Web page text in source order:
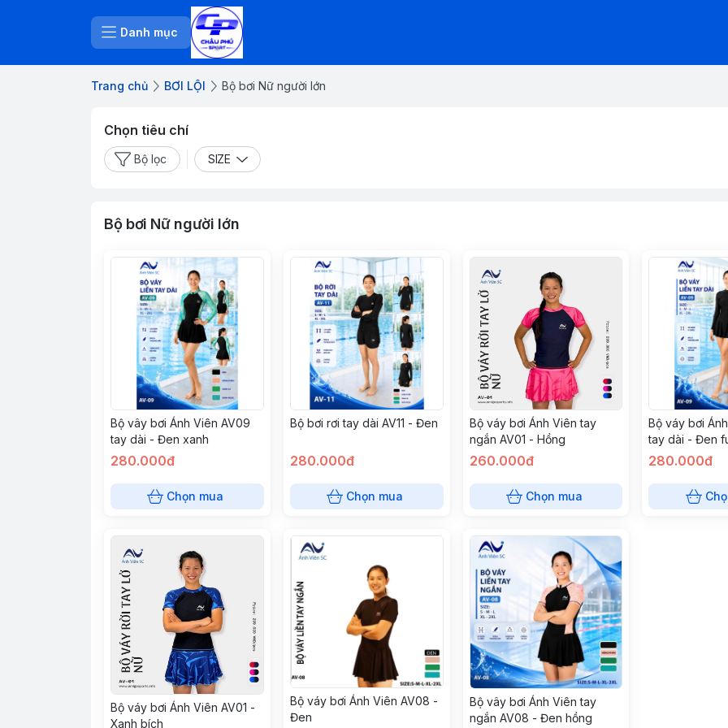
Danh mục
Trang chủ BƠI LỘI Bộ bơi Nữ người lớn
Chọn tiêu chí
Bộ lọc SIZE
Bộ bơi Nữ người lớn
Bộ vây bơi Ánh Viên AV09
tay dài - Đen xanh
280.000đ
Chọn mua
Bộ bơi rơi tay dài AV11 - Đen
280.000đ
Chọn mua
Bộ váy bơi Ánh Viên tay
ngắn AV01 - Hồng
260.000đ
Chọn mua
Bộ váy bơi
tay dài - Đen
280.000đ
Bộ váy bơi Ánh Viên AV01 -
Xanh bích
Bộ váy bơi Ánh Viên AV08 -
Đen
Bộ vây bơi Ánh Viên tay
ngắn AV08 - Đen hồng